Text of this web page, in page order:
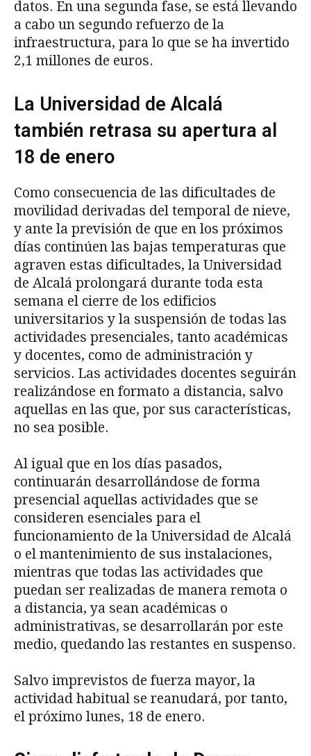
datos. En una segunda fase, se está llevando
a cabo un segundo refuerzo de la
infraestructura, para lo que se ha invertido
2,1 millones de euros.
La Universidad de Alcalá
también retrasa su apertura al
18 de enero
Como consecuencia de las dificultades de
movilidad derivadas del temporal de nieve,
y ante la previsión de que en los próximos
días continúen las bajas temperaturas que
agraven estas dificultades, la Universidad
de Alcalá prolongará durante toda esta
semana el cierre de los edificios
universitarios y la suspensión de todas las
actividades presenciales, tanto académicas
y docentes, como de administración y
servicios. Las actividades docentes seguirán
realizándose en formato a distancia, salvo
aquellas en las que, por sus características,
no sea posible.
Al igual que en los días pasados,
continuarán desarrollándose de forma
presencial aquellas actividades que se
consideren esenciales para el
funcionamiento de la Universidad de Alcalá
o el mantenimiento de sus instalaciones,
mientras que todas las actividades que
puedan ser realizadas de manera remota o
a distancia, ya sean académicas o
administrativas, se desarrollarán por este
medio, quedando las restantes en suspenso.
Salvo imprevistos de fuerza mayor, la
actividad habitual se reanudará, por tanto,
el próximo lunes, 18 de enero.